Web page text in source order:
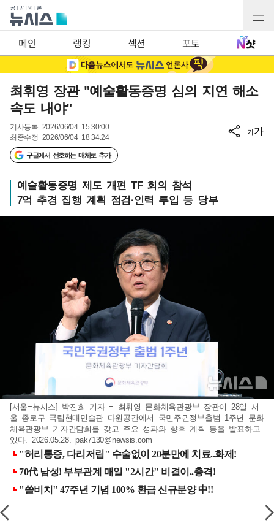
메인 랭킹 섹션 포토
최휘영 장관 "예술활동증명 심의 지연 해소
속도 내야"
기사등록 2026/06/04 15:30:00
최종수정 2026/06/04 18:34:24
구글에서 선호하는 매체로 추가
가가
예술활동증명 제도 개편 TF 회의 참석
7억 추경 집행 계획 점검·인력 투입 등 당부
[서울=뉴시스] 박진희 기자 = 최휘영 문화체육관광부 장관이 28일 서
울 종로구 국립현대민술관 다원공간에서 국민주권정부출범 1주년 문화
체육관광부 기자간담회를 갖고 주요 성과와 향후 계획 등을 발표하고
있다. 2026.05.28.pak7130@newsis.com